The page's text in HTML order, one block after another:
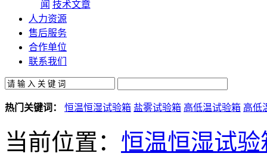
闻 技术文章
人力资源
售后服务
合作单位
联系我们
热门关键词： 恒温恒湿试验箱 盐雾试验箱 高低温试验箱 高低
当前位置： 恒温恒湿试验